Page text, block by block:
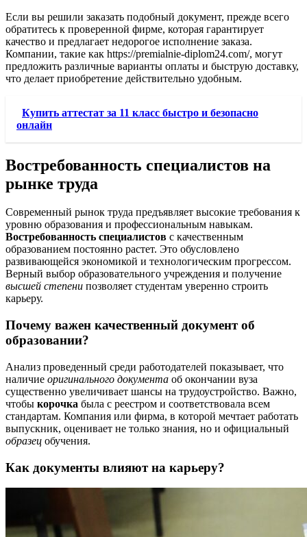
Если вы решили заказать подобный документ, прежде всего
обратитесь к проверенной фирме, которая гарантирует
качество и предлагает недорогое исполнение заказа.
Компании, такие как https://premialnie-diplom24.com/, могут
предложить различные варианты оплаты и быструю доставку,
что делает приобретение действительно удобным.
Купить аттестат за 11 класс быстро и безопасно
онлайн
Востребованность специалистов на
рынке труда
Современный рынок труда предъявляет высокие требования к
уровню образования и профессиональным навыкам.
Востребованность специалистов с качественным
образованием постоянно растет. Это обусловлено
развивающейся экономикой и технологическим прогрессом.
Верный выбор образовательного учреждения и получение
высшей степени позволяет студентам уверенно строить
карьеру.
Почему важен качественный документ об
образовании?
Анализ проведенный среди работодателей показывает, что
наличие оригинального документа об окончании вуза
существенно увеличивает шансы на трудоустройство. Важно,
чтобы корочка была с реестром и соответствовала всем
стандартам. Компания или фирма, в которой мечтает работать
выпускник, оценивает не только знания, но и официальный
образец обучения.
Как документы влияют на карьеру?